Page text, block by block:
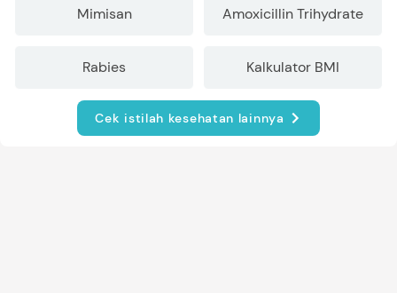
Mimisan Amoxicillin Trihydrate
Rabies Kalkulator BMI
Cek istilah kesehatan lainnya